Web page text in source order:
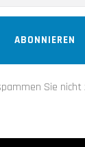
ABONNIEREN
Sie nicht